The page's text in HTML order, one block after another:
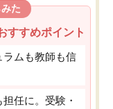
た
すすめポイント
ラムも教師も信
任に。受験・